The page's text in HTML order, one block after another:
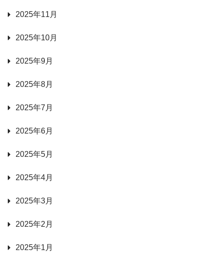
2025年11月
2025年10月
2025年9月
2025年8月
2025年7月
2025年6月
2025年5月
2025年4月
2025年3月
2025年2月
2025年1月